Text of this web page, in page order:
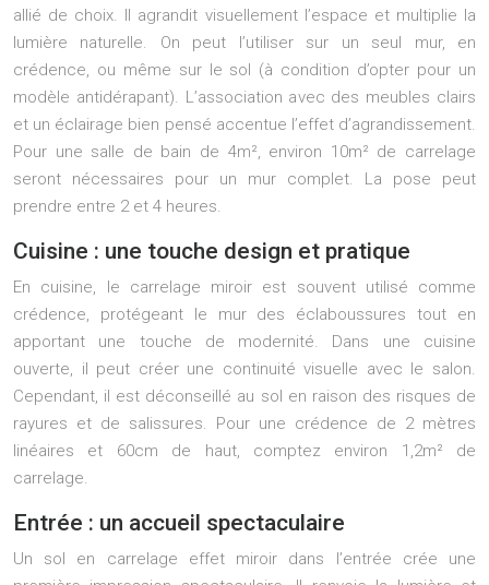
allié de choix. Il agrandit visuellement l’espace et multiplie la
lumière naturelle. On peut l’utiliser sur un seul mur, en
crédence, ou même sur le sol (à condition d’opter pour un
modèle antidérapant). L’association avec des meubles clairs
et un éclairage bien pensé accentue l’effet d’agrandissement.
Pour une salle de bain de 4m², environ 10m² de carrelage
seront nécessaires pour un mur complet. La pose peut
prendre entre 2 et 4 heures.
Cuisine : une touche design et pratique
En cuisine, le carrelage miroir est souvent utilisé comme
crédence, protégeant le mur des éclaboussures tout en
apportant une touche de modernité. Dans une cuisine
ouverte, il peut créer une continuité visuelle avec le salon.
Cependant, il est déconseillé au sol en raison des risques de
rayures et de salissures. Pour une crédence de 2 mètres
linéaires et 60cm de haut, comptez environ 1,2m² de
carrelage.
Entrée : un accueil spectaculaire
Un sol en carrelage effet miroir dans l’entrée crée une